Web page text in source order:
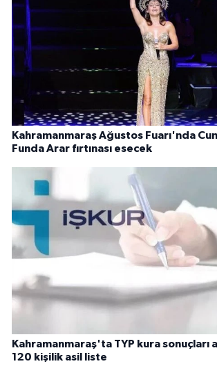
Kahramanmaraş Ağustos Fuarı'nda
Funda Arar fırtınası esecek
Kahramanmaraş'ta TYP kura sonuçları
120 kişilik asil liste